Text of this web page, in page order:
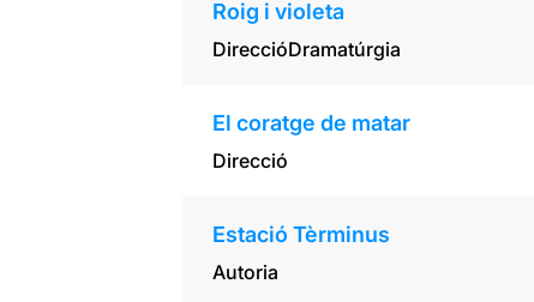
Roig i violeta
DireccióDramatúrgia
El coratge de matar
Direcció
Estació Tèrminus
Autoria